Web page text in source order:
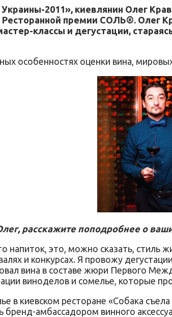
2011», киевлянин Олег
премии СОЛЬ®. Олег
классы и дегустации,
особенностях оценки вина,
расскажите поподробнее о
напиток, это, можно сказать, стиль
и конкурсах. Я провожу
вина в составе жюри Первого
виноделов и сомелье, которые
в киевском ресторане «Собака
бренд-амбассадором винного